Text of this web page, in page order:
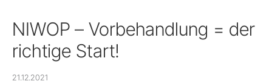
NIWOP – Vorbehandlung = der
richtige Start!
21.12.2021